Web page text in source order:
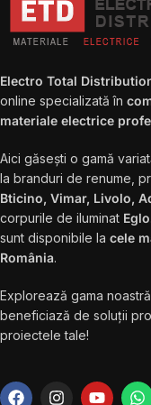
Electro Total
online specializată în
materiale electrice
Aici găsești o gamă
la branduri de renume,
Bticino, Vimar, Livolo,
corpurile de iluminat Eglo
sunt disponibile la cele
România.
Explorează gama
beneficiază de soluții
proiectele tale!